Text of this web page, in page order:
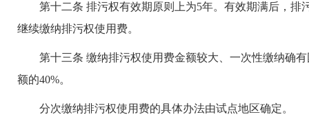
第十二条 排污权有效期原则上为5年。有效期满后，排
继续缴纳排污权使用费。
第十三条 缴纳排污权使用费金额较大、一次性缴纳确有
额的40%。
分次缴纳排污权使用费的具体办法由试点地区确定。